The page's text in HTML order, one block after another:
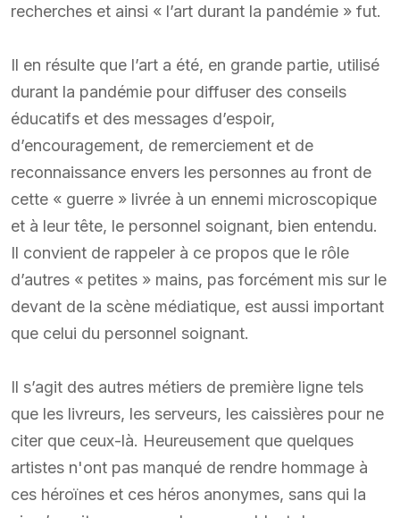
recherches et ainsi « l’art durant la pandémie » fut.
Il en résulte que l’art a été, en grande partie, utilisé
durant la pandémie pour diffuser des conseils
éducatifs et des messages d’espoir,
d’encouragement, de remerciement et de
reconnaissance envers les personnes au front de
cette « guerre » livrée à un ennemi microscopique
et à leur tête, le personnel soignant, bien entendu.
Il convient de rappeler à ce propos que le rôle
d’autres « petites » mains, pas forcément mis sur le
devant de la scène médiatique, est aussi important
que celui du personnel soignant.
Il s’agit des autres métiers de première ligne tels
que les livreurs, les serveurs, les caissières pour ne
citer que ceux-là. Heureusement que quelques
artistes n'ont pas manqué de rendre hommage à
ces héroïnes et ces héros anonymes, sans qui la